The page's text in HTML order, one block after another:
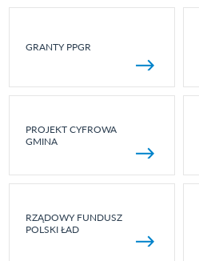
GRANTY PPGR
PROJEKT CYFROWA
GMINA
RZĄDOWY FUNDUSZ
POLSKI ŁAD